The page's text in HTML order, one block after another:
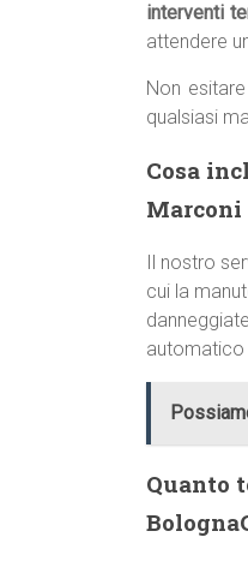
interventi
attendere
Non
qualsiasi
Cosa
Marconi
Il nostro
cui la
automatico
Quanto